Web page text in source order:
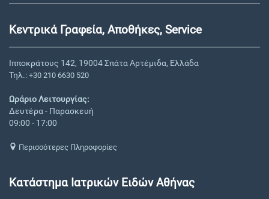
Κεντρικά Γραφεία, Αποθήκες, Service
Ιπποκράτους 142, 19004 Σπάτα Αρτέμιδα, Ελλάδα
Τηλ.: +30 210 6630 520
Ωράριο Λειτουργίας:
Δευτέρα - Παρασκευή
09:00 - 17:00
Περισσότερες Πληροφορίες
Κατάστημα Ιατρικών Ειδών Αθήνας